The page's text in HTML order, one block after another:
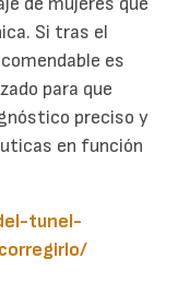
Si tras el
es
para que
preciso y
en función
tunel-